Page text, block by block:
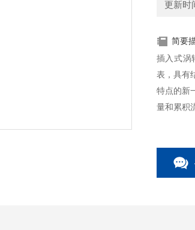
更新时
简要
插入式涡
表，具有
特点的新
量和累积